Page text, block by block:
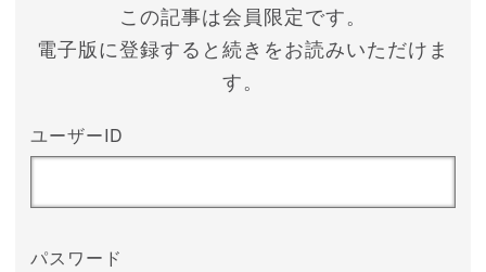
この記事は会員限定です。
電子版に登録すると続きをお読みいただけま
す。
ユーザーID
パスワード